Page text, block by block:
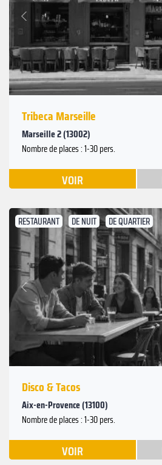
Précédent
Tribeca Marseille
Marseille 2 (13002)
Nombre de places : 1-30 pers.
VOIR
RESTAURANT DE NUIT DE QUARTIER
Précédent
Disco & Tacos
Aix-en-Provence (13100)
Nombre de places : 1-30 pers.
VOIR